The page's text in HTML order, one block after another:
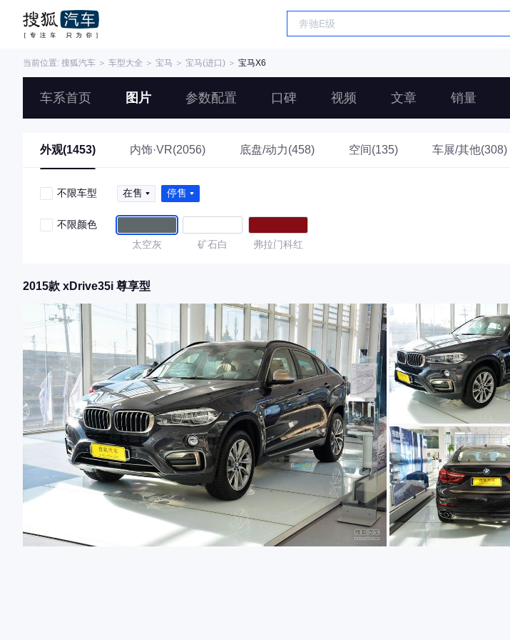
当前位置: 搜狐汽车 ＞ 车型大全 ＞ 宝马 ＞ 宝马(进口) ＞ 宝马X6
车系首页 图片 参数配置 口碑 视频 文章 销量
外观(1453) 内饰·VR(2056) 底盘/动力(458) 空间(135) 车展/其他(308)
不限车型 在售 停售
不限颜色
太空灰
矿石白 弗拉门科红
2015款 xDrive35i 尊享型